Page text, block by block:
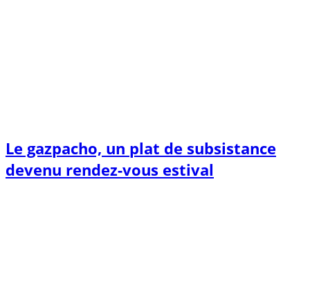
Le gazpacho, un plat de subsistance
devenu rendez-vous estival